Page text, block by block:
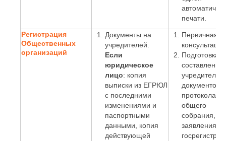
печати.
Регистрация
Общественных
организаций
Документы на
учредителей.
Если
юридическое
лицо: копия
выписки из ЕГРЮЛ
с последними
изменениями и
паспортными
данными, копия
действующей
Первичная
Подготовка и
составление
документов,
протокола
общего
собрания,
заявления о